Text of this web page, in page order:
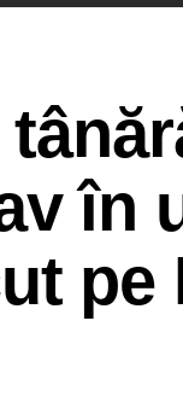
în
pe